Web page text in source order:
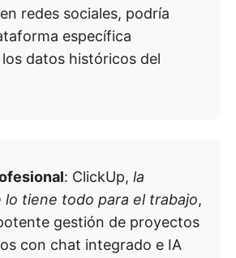
redes sociales, podría
específica
datos históricos del
: ClickUp, la
lo tiene todo para el trabajo,
gestión de proyectos
con chat integrado e IA